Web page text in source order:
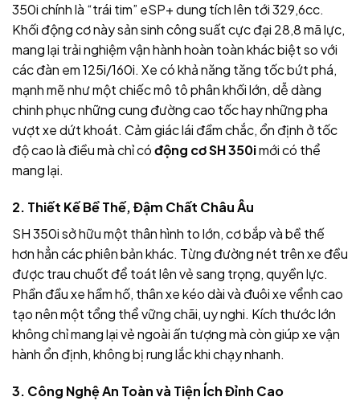
350i chính là “trái tim” eSP+ dung tích lên tới 329,6cc.
Khối động cơ này sản sinh công suất cực đại 28,8 mã lực,
mang lại trải nghiệm vận hành hoàn toàn khác biệt so với
các đàn em 125i/160i. Xe có khả năng tăng tốc bứt phá,
mạnh mẽ như một chiếc mô tô phân khối lớn, dễ dàng
chinh phục những cung đường cao tốc hay những pha
vượt xe dứt khoát. Cảm giác lái đầm chắc, ổn định ở tốc
độ cao là điều mà chỉ cóđộng cơ SH 350imới có thể
mang lại.
2. Thiết Kế Bề Thế, Đậm Chất Châu Âu
SH 350i sở hữu một thân hình to lớn, cơ bắp và bề thế
hơn hẳn các phiên bản khác. Từng đường nét trên xe đều
được trau chuốt để toát lên vẻ sang trọng, quyền lực.
Phần đầu xe hầm hố, thân xe kéo dài và đuôi xe vểnh cao
tạo nên một tổng thể vững chãi, uy nghi. Kích thước lớn
không chỉ mang lại vẻ ngoài ấn tượng mà còn giúp xe vận
hành ổn định, không bị rung lắc khi chạy nhanh.
3. Công Nghệ An Toàn và Tiện Ích Đỉnh Cao